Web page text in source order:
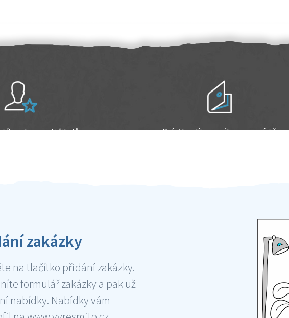
schopnosti šikulů Práci hradíte po výkonu na místě
zakázky
na tlačítko přidání zakázky.
formulář zakázky a pak už
nabídky. Nabídky vám